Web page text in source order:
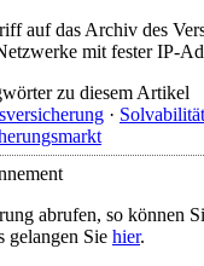
auf das Archiv des
mit fester IP-
zu diesem Artikel
· Solvabilität
abrufen, so können
gelangen Sie hier.